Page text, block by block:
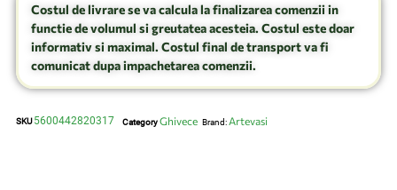
Costul de livrare se va calcula la finalizarea comenzii in
functie de volumul si greutatea acesteia. Costul este doar
informativ si maximal. Costul final de transport va fi
comunicat dupa impachetarea comenzii.
SKU5600442820317 CategoryGhivece Brand: Artevasi